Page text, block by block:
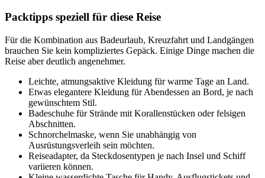
Packtipps speziell für diese Reise
Für die Kombination aus Badeurlaub, Kreuzfahrt und Landgängen
brauchen Sie kein kompliziertes Gepäck. Einige Dinge machen die
Reise aber deutlich angenehmer.
Leichte, atmungsaktive Kleidung für warme Tage an Land.
Etwas elegantere Kleidung für Abendessen an Bord, je nach
gewünschtem Stil.
Badeschuhe für Strände mit Korallenstücken oder felsigen
Abschnitten.
Schnorchelmaske, wenn Sie unabhängig von
Ausrüstungsverleih sein möchten.
Reiseadapter, da Steckdosentypen je nach Insel und Schiff
variieren können.